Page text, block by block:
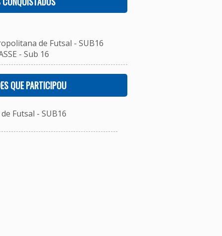
de Futsal - SUB16
- Sub 16
QUE PARTICIPOU
Futsal - SUB16